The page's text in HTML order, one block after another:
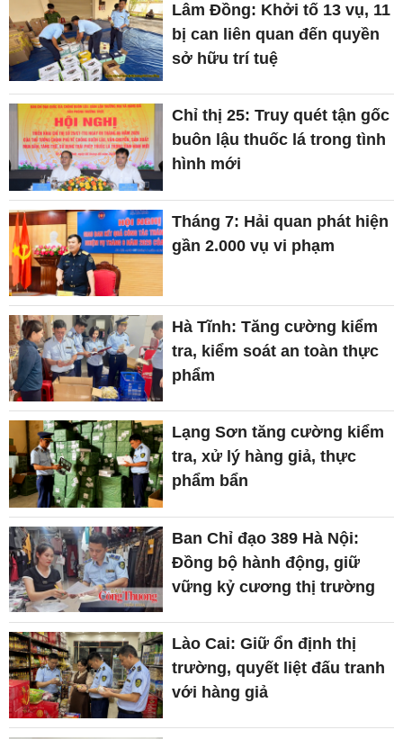
Lâm Đồng: Khởi tố 13 vụ, 11
bị can liên quan đến quyền
sở hữu trí tuệ
Chỉ thị 25: Truy quét tận gốc
buôn lậu thuốc lá trong tình
hình mới
Tháng 7: Hải quan phát hiện
gần 2.000 vụ vi phạm
Hà Tĩnh: Tăng cường kiểm
tra, kiểm soát an toàn thực
phẩm
Lạng Sơn tăng cường kiểm
tra, xử lý hàng giả, thực
phẩm bẩn
Ban Chỉ đạo 389 Hà Nội:
Đồng bộ hành động, giữ
vững kỷ cương thị trường
Lào Cai: Giữ ổn định thị
trường, quyết liệt đấu tranh
với hàng giả